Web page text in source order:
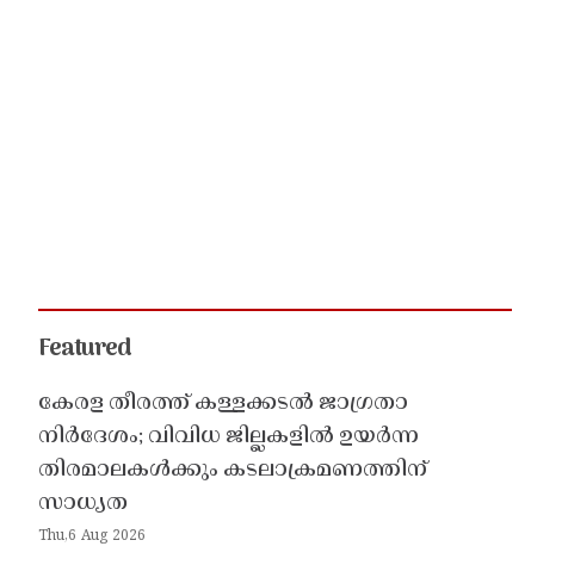
Featured
കേരള തീരത്ത് കള്ളക്കടൽ ജാഗ്രതാ
നിർദേശം; വിവിധ ജില്ലകളിൽ ഉയർന്ന
തിരമാലകൾക്കും കടലാക്രമണത്തിന്
സാധ്യത
Thu,6 Aug 2026